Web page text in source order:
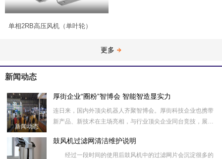
单相2RB高压风机（单叶轮）
更多
新闻动态
新闻动态
厚街企业“圈粉”智博会 智能智造显实力
连日来，国内外顶尖机器人齐聚智博会。厚街科技企业也携带
新产品、新技术在主场亮相，与行业顶尖企业同台竞技，展示
众带来一场精彩
鼓风机过滤网清洁维护说明
经过一段时间的使用后鼓风机中的过滤网片会沉淀很多的